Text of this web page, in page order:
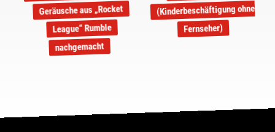
Geräusche aus „Rocket
League“ Rumble
nachgemacht
(Kinderbeschäftigung ohne
Fernseher)